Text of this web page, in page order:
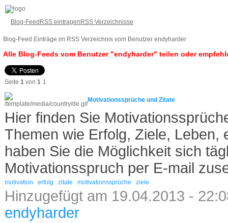
Blog-Feed RSS eintragen RSS Verzeichnisse
Blog-Feed Einträge im RSS Verzeichnis vom Benutzer endyharder
Alle Blog-Feeds vom Benutzer "endyharder" teilen oder
Seite 1 von 1 1
Motivationssprüche und Zitate
Hier finden Sie
Themen wie Erfolg, Ziele, Leben,
haben Sie die Möglichkeit sich
Motivationsspruch per E-mail
motivation erfolg zitate motivationssprüche ziele
Hinzugefügt am 19.04.2013 -
endyharder